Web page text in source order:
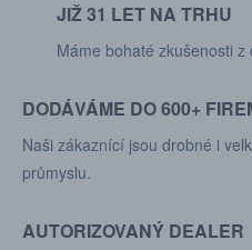
JIŽ 31 LET NA TRHU
Máme bohaté zkušenosti
DODÁVÁME DO 600+
Naši zákaznící jsou drobné i
průmyslu.
AUTORIZOVANÝ DEALER